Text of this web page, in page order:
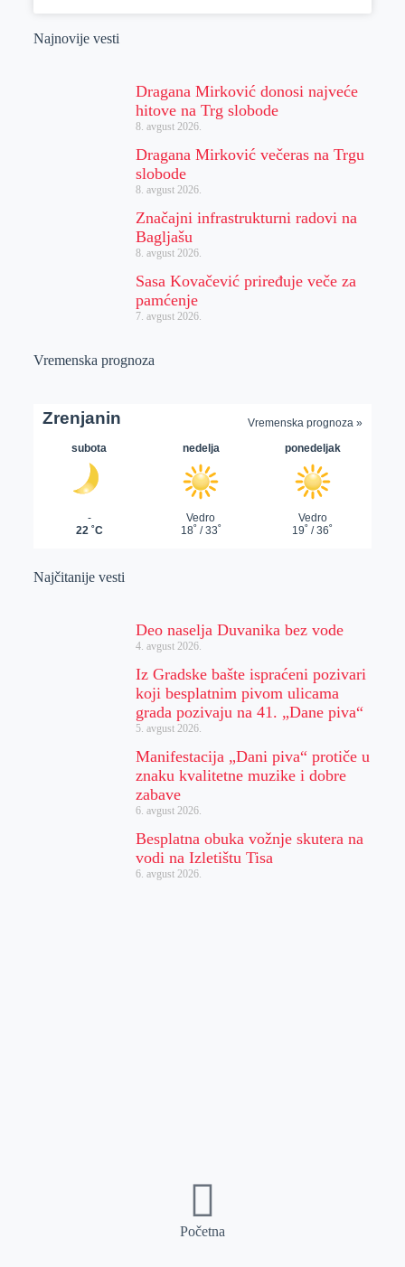
Najnovije vesti
Dragana Mirković donosi najveće
hitove na Trg slobode
8. avgust 2026.
Dragana Mirković večeras na Trgu
slobode
8. avgust 2026.
Značajni infrastrukturni radovi na
Bagljašu
8. avgust 2026.
Sasa Kovačević priređuje veče za
pamćenje
7. avgust 2026.
Vremenska prognoza
Najčitanije vesti
Deo naselja Duvanika bez vode
4. avgust 2026.
Iz Gradske bašte ispraćeni pozivari
koji besplatnim pivom ulicama
grada pozivaju na 41. „Dane piva“
5. avgust 2026.
Manifestacija „Dani piva“ protiče u
znaku kvalitetne muzike i dobre
zabave
6. avgust 2026.
Besplatna obuka vožnje skutera na
vodi na Izletištu Tisa
6. avgust 2026.
Početna